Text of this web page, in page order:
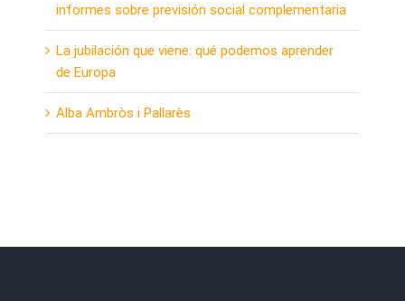
informes sobre previsión social complementaria
La jubilación que viene: qué podemos aprender
de Europa
Alba Ambròs i Pallarès